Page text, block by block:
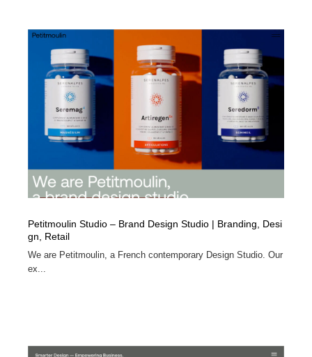
Petitmoulin Studio – Brand Design Studio | Branding, Desi
gn, Retail
We are Petitmoulin, a French contemporary Design Studio. Our
ex...